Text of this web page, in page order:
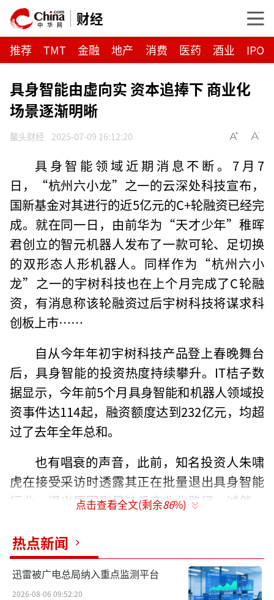
财经
推荐 TMT 金融 地产 消费 医药 酒业 IPO
具身智能由虚向实 资本追捧下 商业化
场景逐渐明晰
鳌头财经 2025-07-09 16:12:20
具身智能领域近期消息不断。7月7
日，“杭州六小龙”之一的云深处科技宣布，
国新基金对其进行的近5亿元的C+轮融资已经完
成。就在同一日，由前华为“天才少年”稚晖
君创立的智元机器人发布了一款可轮、足切换
的双形态人形机器人。同样作为“杭州六小
龙”之一的宇树科技也在上个月完成了C轮融
资，有消息称该轮融资过后宇树科技将谋求科
创板上市……
自从今年年初宇树科技产品登上春晚舞台
后，具身智能的投资热度持续攀升。IT桔子数
据显示，今年前5个月具身智能和机器人领域投
资事件达114起，融资额度达到232亿元，均超
过了去年全年总和。
也有唱衰的声音，此前，知名投资人朱啸
虎在接受采访时透露其正在批量退出具身智能
行业，退出原因则是缺乏商业化路径。诚然，
但从今年上半年几家“明星企业”的动向可以
看出，具身智能的商业化场景正在逐渐明晰。
宇树科技：非常关注商业化，部分场景未
点击查看全文(剩余86%)
热点新闻
迅雷被广电总局纳入重点监测平台
2026-08-06 09:52:20